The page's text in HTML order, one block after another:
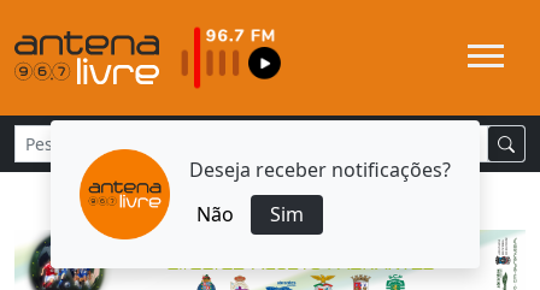
Deseja receber notificações?
Não
Sim